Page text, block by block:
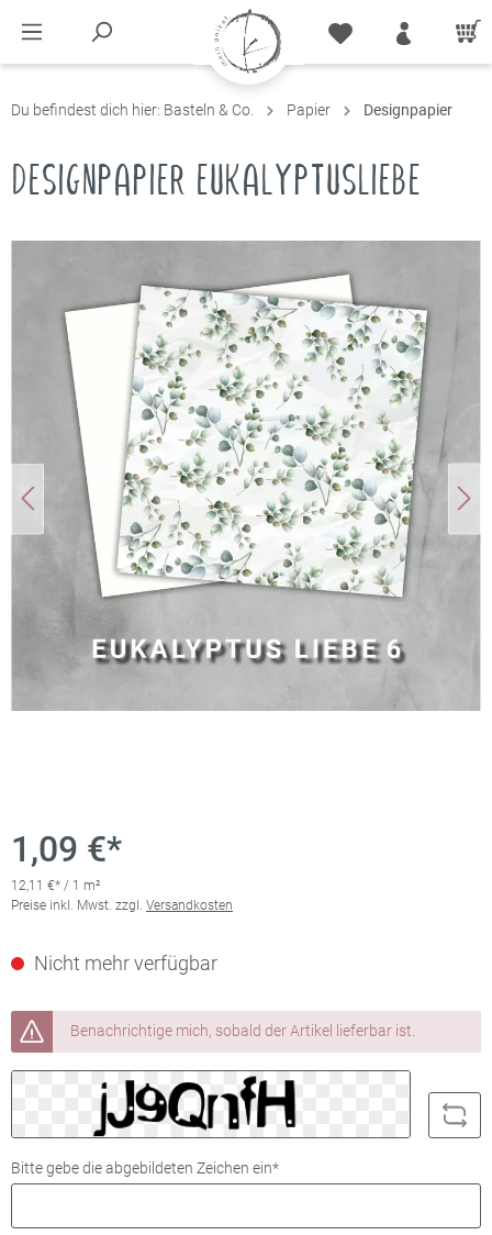
Du befindest dich hier: Basteln & Co. Papier Designpapier
DESIGNPAPIER EUKALYPTUSLIEBE
1,09 €*
12,11 €* / 1 m²
Preise inkl. Mwst. zzgl. Versandkosten
Nicht mehr verfügbar
Benachrichtige mich, sobald der Artikel lieferbar ist.
Bitte gebe die abgebildeten Zeichen ein*